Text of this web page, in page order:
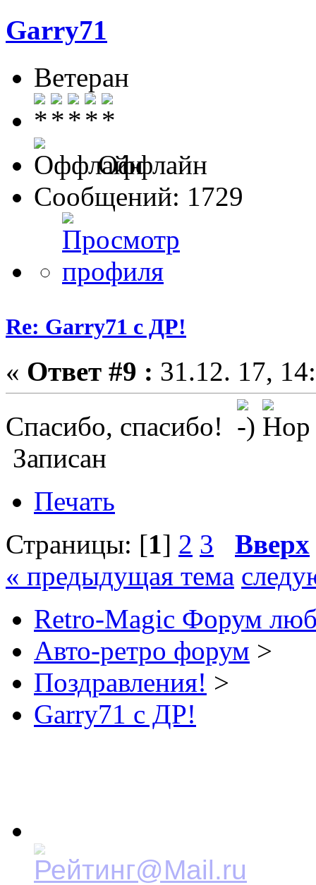
Garry71
Ветеран
Оффлайн
Сообщений: 1729
Re: Garry71 с ДР!
« Ответ #9 : 31.12. 17,
Спасибо, спасибо!
Записан
Печать
Страницы: [1] 2 3
Вверх
« предыдущая тема
Retro-Magic Форум
Авто-ретро форум >
Поздравления! >
Garry71 с ДР!